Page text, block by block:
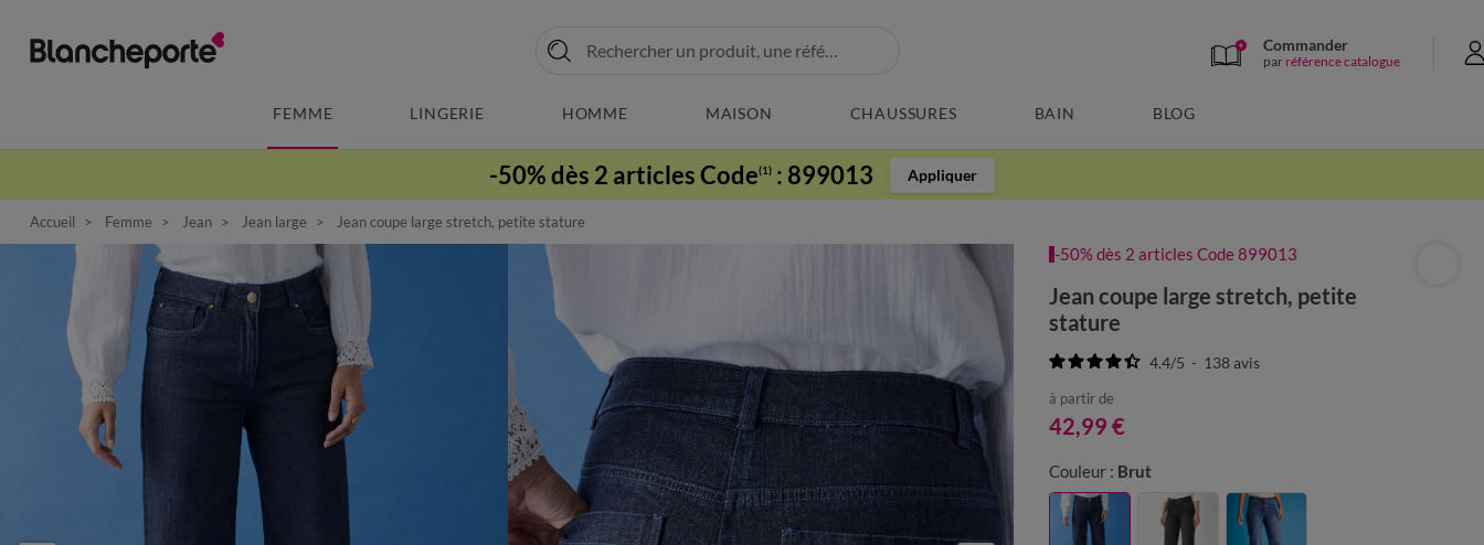
Commander
par référence catalogue
FEMME LINGERIE HOMME MAISON CHAUSSURES BAIN BLOG
-50% dès 2 articles Code(1) : 899013 Appliquer
Accueil Femme Jean Jean large Jean coupe large stretch, petite stature
-50% dès 2 articles Code 899013
Jean coupe large stretch, petite
stature
4.4/5 - 138avis
à partir de
42,99 €
Couleur : Brut